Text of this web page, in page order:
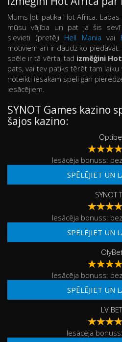
Mums ļoti patika Hot Africa.
mūsu vājība un pat ja šis
sievieti (pretēji Hell Mania vai
motīviem arī ir daudz ko
spēle ir tā vērta, tad izmēģini
pats, vai tev patiks tērēt tam
noteikti iesakām spēli gan
iesācējiem.
SYNOT Games kazino
šajos kazino:
Iesācēja bonuss:
SPĒLĒJIET UN
SYNOT
Iesācēja bonuss:
SPĒLĒJIET UN
Iesācēja bonuss:
SPĒLĒJIET UN
LV BET
Iesācēja